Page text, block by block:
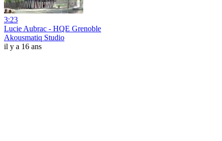
3:23
Lucie Aubrac - HQE Grenoble
Akousmatiq Studio
il y a 16 ans